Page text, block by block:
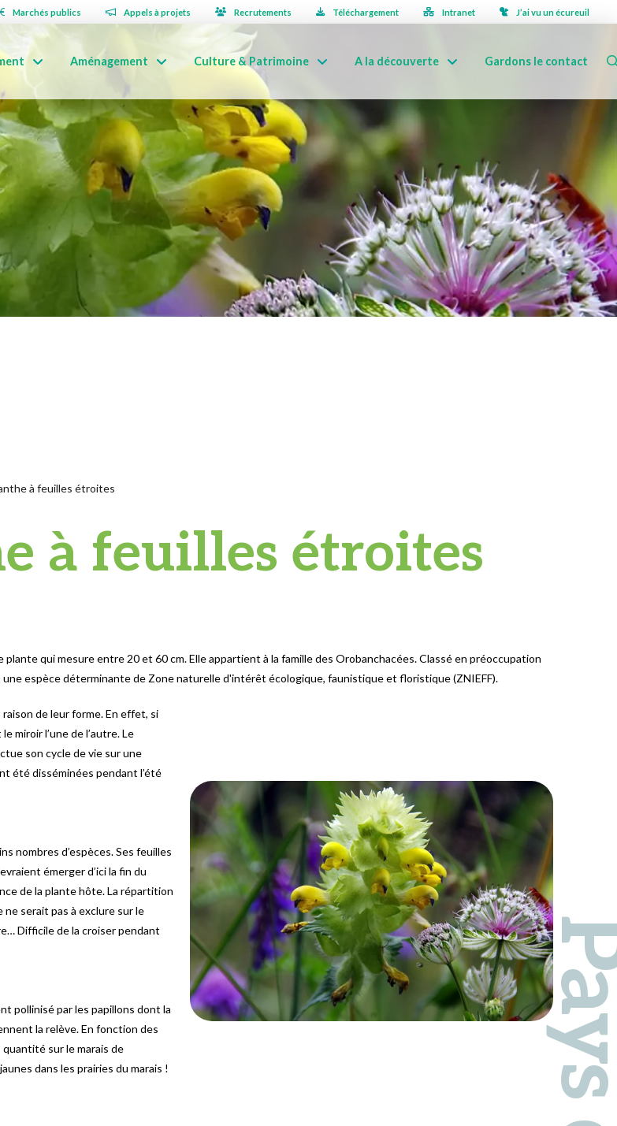
Marchés publics Appels à projets Recrutements Téléchargement Intranet J’ai vu un écureuil
Aménagement Culture & Patrimoine A la découverte Gardons le contact
à feuilles étroites
à feuilles étroites
qui mesure entre 20 et 60 cm. Elle appartient à la famille des Orobanchacées. Classé en préoccupation
espèce déterminante de Zone naturelle d'intérêt écologique, faunistique et floristique (ZNIEFF).
de leur forme. En effet, si
miroir l’une de l’autre. Le
son cycle de vie sur une
été disséminées pendant l’été
nombres d’espèces. Ses feuilles
émerger d’ici la fin du
de la plante hôte. La répartition
ne serait pas à exclure sur le
Difficile de la croiser pendant
pollinisé par les papillons dont la
la relève. En fonction des
sur le marais de
dans les prairies du marais !